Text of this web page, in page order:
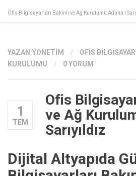
Ofis Bilgisayarları Bakımı ve Ağ Kurulumu Adana |
YAZAN:YONETIM /
OFIS
KURULUMU
/ 0 YORUM
1
TEM
Ofis
ve Ağ
Sarıyıldız
Dijital Altyapıda